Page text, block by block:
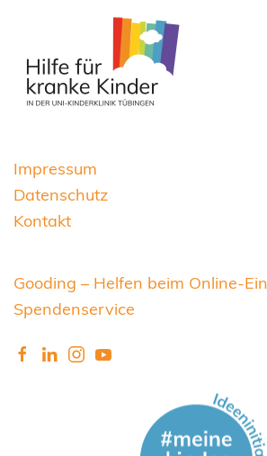
Impressum
Datenschutz
Kontakt
Gooding – Helfen beim Online-
Spendenservice